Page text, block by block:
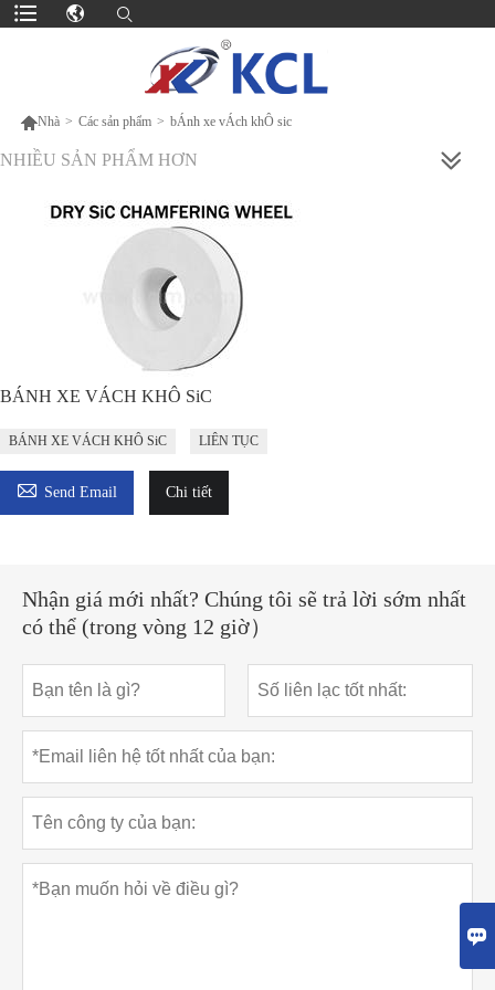
Nhà > Các sản phẩm > bÁnh xe vÁch khÔ sic
NHIỀU SẢN PHẨM HƠN
BÁNH XE VÁCH KHÔ SiC
BÁNH XE VÁCH KHÔ SiC LIÊN TỤC
 Send Email Chi tiết
Nhận giá mới nhất? Chúng tôi sẽ trả lời sớm nhất
có thể (trong vòng 12 giờ）
